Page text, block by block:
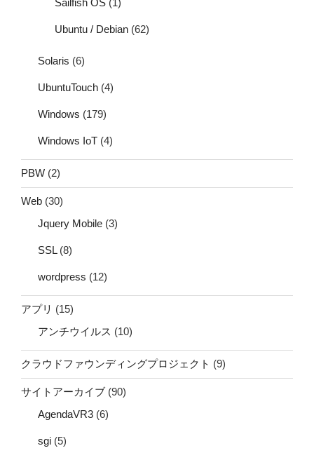
Sailfish OS (1)
Ubuntu / Debian (62)
Solaris (6)
UbuntuTouch (4)
Windows (179)
Windows IoT (4)
PBW (2)
Web (30)
Jquery Mobile (3)
SSL(8)
wordpress (12)
アプリ (15)
アンチウイルス (10)
クラウドファウンディングプロジェクト (9)
サイトアーカイブ (90)
AgendaVR3 (6)
sgi (5)